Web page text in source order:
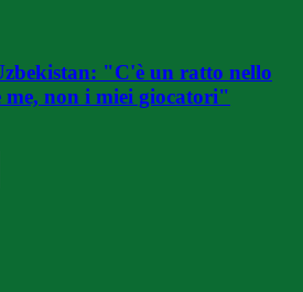
"C'è un ratto nello
me, non i miei giocatori"